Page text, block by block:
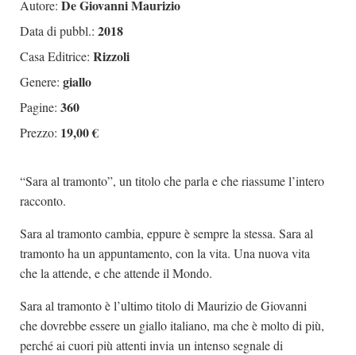
Autore: De Giovanni Maurizio
Data di pubbl.: 2018
Casa Editrice: Rizzoli
Genere: giallo
Pagine: 360
Prezzo: 19,00 €
“Sara al tramonto”, un titolo che parla e che riassume l’intero
racconto.
Sara al tramonto cambia, eppure è sempre la stessa. Sara al
tramonto ha un appuntamento, con la vita. Una nuova vita
che la attende, e che attende il Mondo.
Sara al tramonto è l’ultimo titolo di Maurizio de Giovanni
che dovrebbe essere un giallo italiano, ma che è molto di più,
perché ai cuori più attenti invia un intenso segnale di